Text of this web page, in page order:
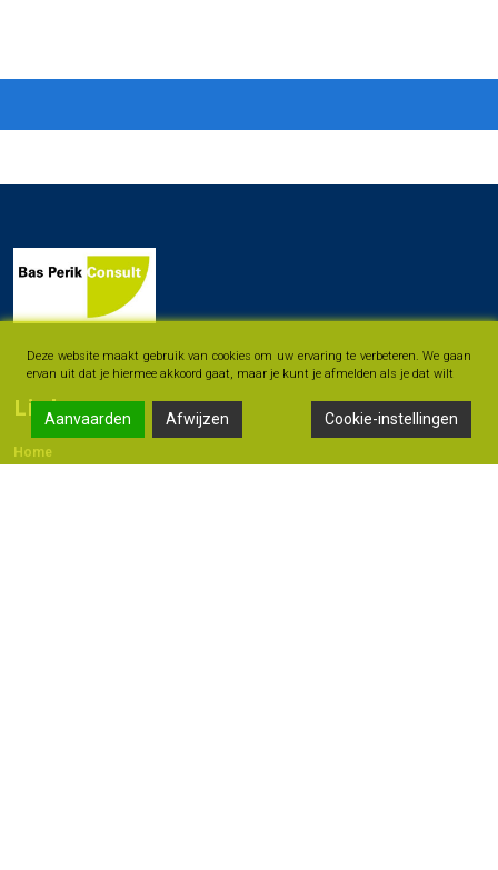
Links
Home
Deze website maakt gebruik van cookies om uw ervaring te verbeteren. We gaan
ervan uit dat je hiermee akkoord gaat, maar je kunt je afmelden als je dat wilt
Aanvaarden Afwijzen Cookie-instellingen